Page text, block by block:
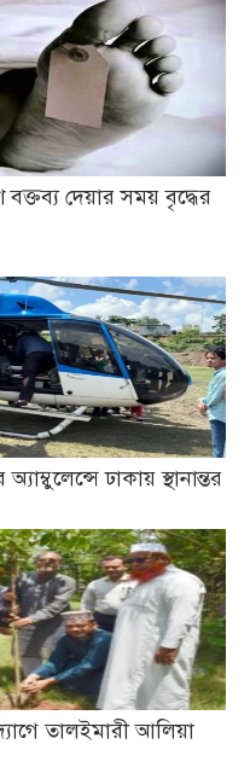
দেয়ার সময় বৃদ্ধের
ঢাকায় স্থানান্তর
তালইমারী আলিয়া